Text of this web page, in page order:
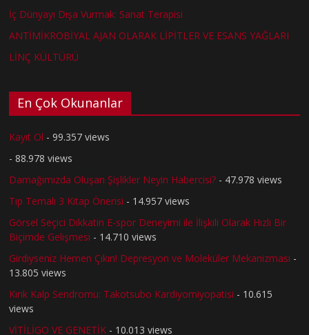
İç Dünyayı Dışa Vurmak: Sanat Terapisi
ANTİMİKROBİYAL AJAN OLARAK LİPİTLER VE ESANS YAĞLARI
LİNÇ KÜLTÜRÜ
En Çok Okunanlar
Kayıt Ol - 99.357 views
- 88.978 views
Damağımızda Oluşan Şişlikler Neyin Habercisi? - 47.978 views
Tıp Temalı 3 Kitap Önerisi - 14.957 views
Görsel Seçici Dikkatin E-spor Deneyimi ile İlişkili Olarak Hızlı Bir
Biçimde Gelişmesi - 14.710 views
Girdiyseniz Hemen Çıkın! Depresyon ve Moleküler Mekanizması -
13.805 views
Kırık Kalp Sendromu: Takotsubo Kardiyomiyopatisi - 10.615
views
VİTİLİGO VE GENETİK - 10.013 views